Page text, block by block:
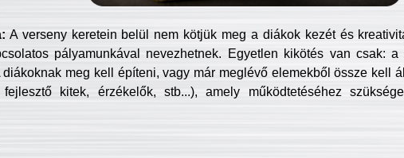
A verseny keretein belül nem kötjük meg a diákok kezét és
pályamunkával nevezhetnek. Egyetlen kikötés van csak:
meg kell építeni, vagy már meglévő elemekből össze kell
fejlesztő kitek, érzékelők, stb...), amely működtetéséhez